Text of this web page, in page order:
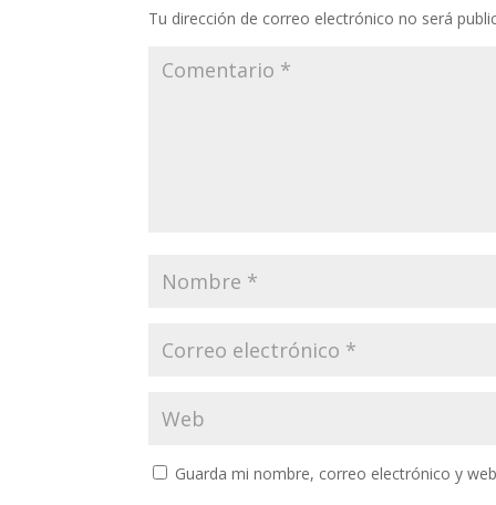
Tu dirección de correo electrónico no será
Guarda mi nombre, correo electrónico y